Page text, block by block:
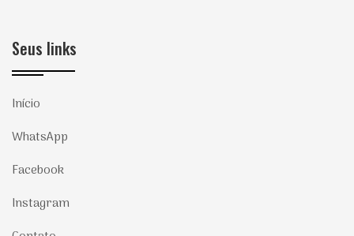
Seus links
Início
WhatsApp
Facebook
Instagram